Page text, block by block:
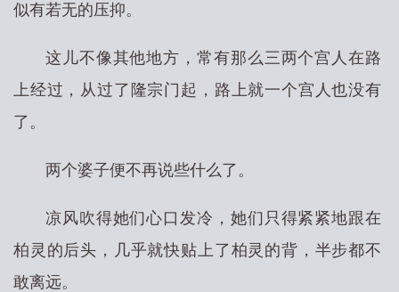
似有若无的压抑。
这儿不像其他地方，常有那么三两个宫人在路
上经过，从过了隆宗门起，路上就一个宫人也没有
了。
两个婆子便不再说些什么了。
凉风吹得她们心口发冷，她们只得紧紧地跟在
柏灵的后头，几乎就快贴上了柏灵的背，半步都不
敢离远。